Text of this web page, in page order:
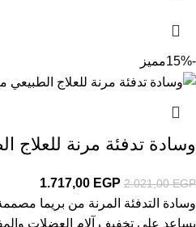
-15% مميز
وسادة تدفئة مرنة للعلاج
2.021,00EGP
1.717,00 EGP
وسادة التدفئة المرنة من بريما
يساعد على تخفيف آلام العضلات